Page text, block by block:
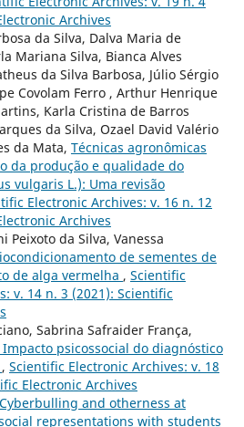
Archives
da Silva, Dalva Maria de
Mariana Silva, Bianca Alves
da Silva Barbosa, Júlio Sérgio
Covolam Ferro , Arthur Henrique
Karla Cristina de Barros
da Silva, Ozael David Valério
da Mata, Técnicas agronômicas
da produção e qualidade do
vulgaris L.): Uma revisão
Electronic Archives: v. 16 n. 12
Archives
Peixoto da Silva, Vanessa
de sementes de
de alga vermelha , Scientific
v. 14 n. 3 (2021): Scientific
Sabrina Safraider França,
Impacto psicossocial do diagnóstico
, Scientific Electronic Archives: v. 18
Electronic Archives
Cyberbulling and otherness at
representations with students